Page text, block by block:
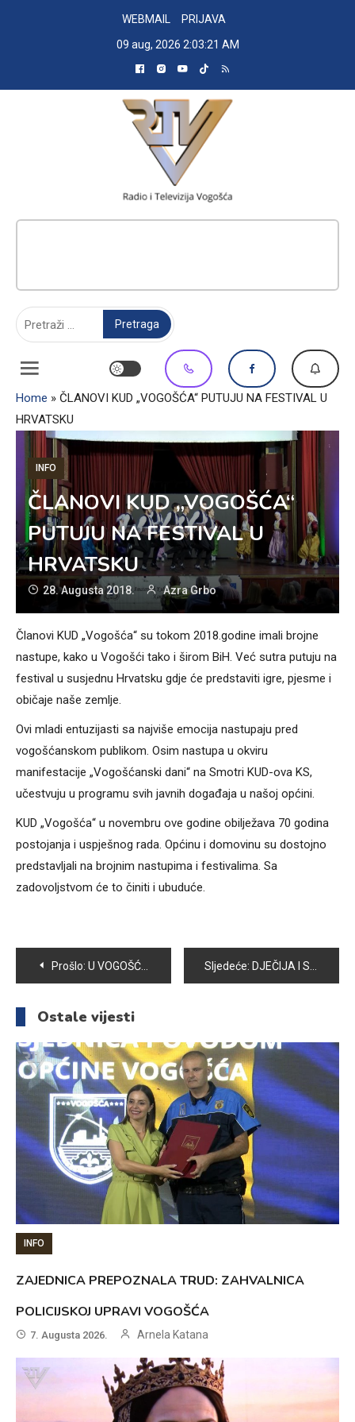
WEBMAIL
PRIJAVA
09 aug, 2026 2:03:22 AM
Home » ČLANOVI KUD „VOGOŠĆA“ PUTUJU NA FESTIVAL U
HRVATSKU
INFO
ČLANOVI KUD „VOGOŠĆA“
PUTUJU NA FESTIVAL U
HRVATSKU
28. Augusta 2018. Azra Grbo
Članovi KUD „Vogošća“ su tokom 2018.godine imali brojne
nastupe, kako u Vogošći tako i širom BiH. Već sutra putuju na
festival u susjednu Hrvatsku gdje će predstaviti igre, pjesme i
običaje naše zemlje.
Ovi mladi entuzijasti sa najviše emocija nastupaju pred
vogošćanskom publikom. Osim nastupa u okviru
manifestacije „Vogošćanski dani“ na Smotri KUD-ova KS,
učestvuju u programu svih javnih događaja u našoj općini.
KUD „Vogošća“ u novembru ove godine obilježava 70 godina
postojanja i uspješnog rada. Općinu i domovinu su dostojno
predstavljali na brojnim nastupima i festivalima. Sa
zadovoljstvom će to činiti i ubuduće.
Navigacija
članaka
Prošlo: U VOGOŠĆI USKORO RADIONICE FILCANJA VUNE Sljedeće: DJEČIJA I SPORTSKA IGRALIŠTA PONOVO NA METI VANDALA
Ostale vijesti
INFO
ZAJEDNICA PREPOZNALA TRUD: ZAHVALNICA
POLICIJSKOJ UPRAVI VOGOŠĆA
7. Augusta 2026. Arnela Katana